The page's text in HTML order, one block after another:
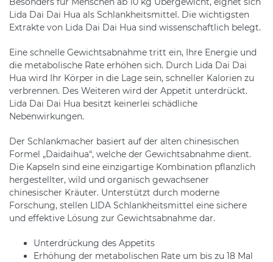
Lida Dai Dai Hua als Schlankheitsmittel. Die wichtigsten
Extrakte von Lida Dai Dai Hua sind wissenschaftlich belegt.
Eine schnelle Gewichtsabnahme tritt ein, Ihre Energie und
die metabolische Rate erhöhen sich. Durch Lida Dai Dai
Hua wird Ihr Körper in die Lage sein, schneller Kalorien zu
verbrennen. Des Weiteren wird der Appetit unterdrückt.
Lida Dai Dai Hua besitzt keinerlei schädliche
Nebenwirkungen.
Der Schlankmacher basiert auf der alten chinesischen
Formel „Daidaihua“, welche der Gewichtsabnahme dient.
Die Kapseln sind eine einzigartige Kombination pflanzlich
hergestellter, wild und organisch gewachsener
chinesischer Kräuter. Unterstützt durch moderne
Forschung, stellen LIDA Schlankheitsmittel eine sichere
und effektive Lösung zur Gewichtsabnahme dar.
Unterdrückung des Appetits
Erhöhung der metabolischen Rate um bis zu 18 Mal